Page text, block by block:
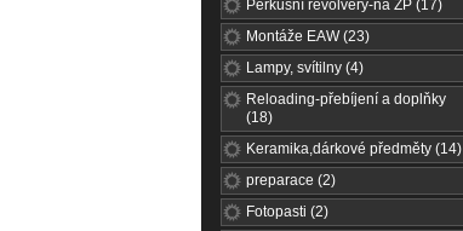
Perkusní revolvery-na ZP (17)
Montáže EAW (23)
Lampy, svítilny (4)
Reloading-přebíjení a doplňky
(18)
Keramika,dárkové předměty (14)
preparace (2)
Fotopasti (2)